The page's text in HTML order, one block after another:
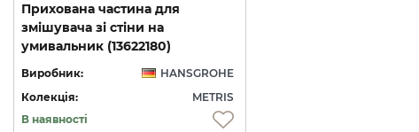
Прихована частина для
змішувача зі стіни на
умивальник (13622180)
Виробник:
HANSGROHE
Колекція:
METRIS
В наявності